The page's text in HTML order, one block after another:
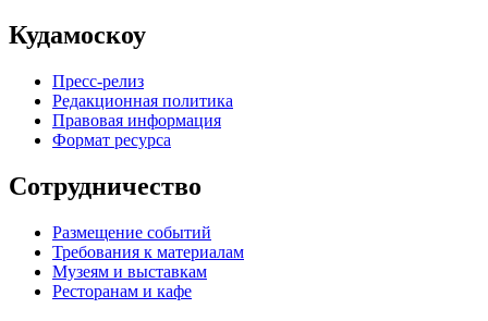
Кудамоскоу
Пресс-релиз
Редакционная политика
Правовая информация
Формат ресурса
Сотрудничество
Размещение событий
Требования к материалам
Музеям и выставкам
Ресторанам и кафе